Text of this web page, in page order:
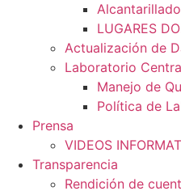
LUGARES
Actualización de
Laboratorio
Manejo de
Política de
Prensa
VIDEOS
Transparencia
Rendición de